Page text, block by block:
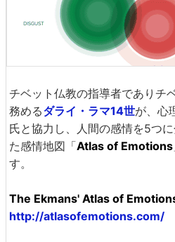
チベット仏教の指導者でありチ
務めるダライ・ラマ14世が、心
氏と協力し、人間の感情を5つ
た感情地図「Atlas of Emotions
す。
The Ekmans' Atlas of
http://atlasofemotions.com/